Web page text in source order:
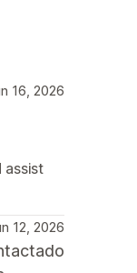
16, 2026
assist
12, 2026